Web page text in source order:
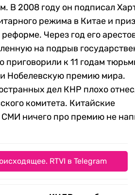
В 2008 году он подписал
режима в Китае и
Через год его
на подрыв
приговорили к 11 годам
Нобелевскую премию мира.
дел КНР плохо
комитета. Китайские
СМИ ничего про премию не
RTVI в Telegram